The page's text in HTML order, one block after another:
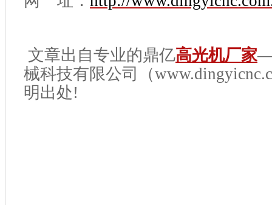
文章出自专业的鼎亿高光机厂家
械科技有限公司（
明出处!